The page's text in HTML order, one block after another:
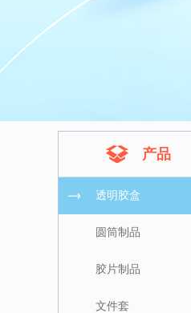
产品
透明胶盒
圆筒制品
胶片制品
文件套